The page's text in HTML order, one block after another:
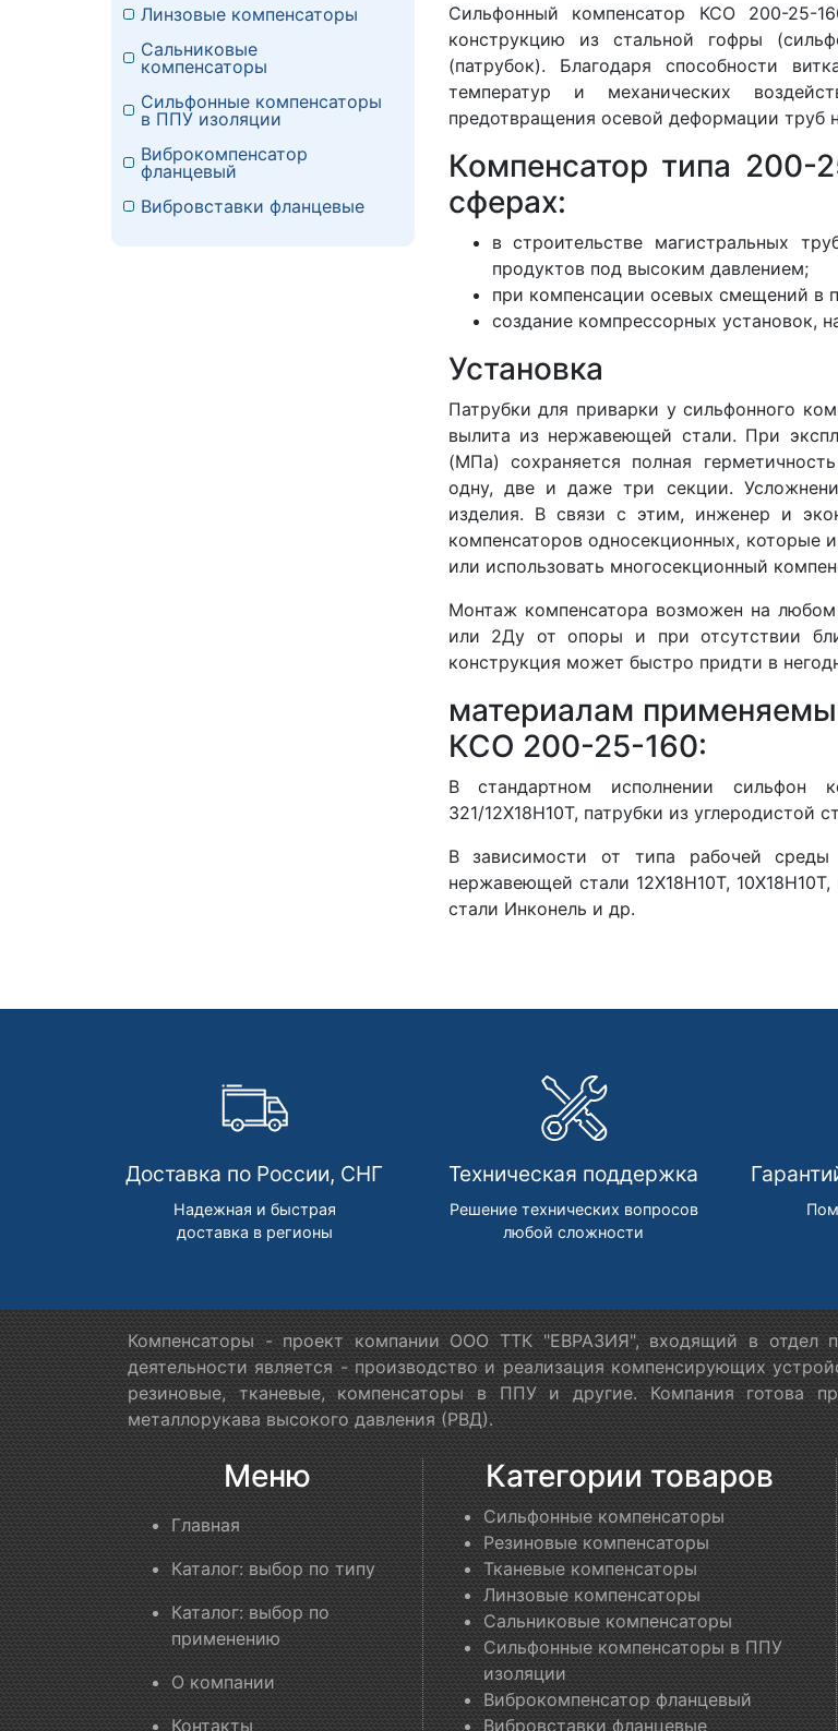
Сильфонный компенсатор КСО 200-25-
конструкцию из стальной гофры
(патрубок). Благодаря способности
температур и механических
предотвращения осевой деформации труб
Компенсатор типа 200-
сферах:
в строительстве магистральных
продуктов под высоким давлением;
при компенсации осевых смещений в
создание компрессорных установок,
Установка
Патрубки для приварки у сильфонного
вылита из нержавеющей стали. При
(МПа) сохраняется полная
одну, две и даже три секции.
изделия. В связи с этим, инженер и
компенсаторов односекционных, которые
или использовать многосекционный
Монтаж компенсатора возможен на
или 2Ду от опоры и при отсутствии
конструкция может быстро придти в
материалам
КСО 200-25-160:
В стандартном исполнении сильфон
321/12Х18Н10Т, патрубки из углеродистой
В зависимости от типа рабочей среды
нержавеющей стали 12Х18Н10Т,
стали Инконель и др.
Линзовые компенсаторы
Сальниковые
компенсаторы
Сильфонные компенсаторы
в ППУ изоляции
Виброкомпенсатор
фланцевый
Вибровставки фланцевые
Доставка по России, СНГ
Надежная и быстрая
доставка в регионы
Техническая поддержка
Решение технических вопросов
любой сложности
Компенсаторы - проект компании ООО ТТК "ЕВРАЗИЯ", входящий в отдел
деятельности является - производство и реализация компенсирующих
резиновые, тканевые, компенсаторы в ППУ и другие. Компания готова
металлорукава высокого давления (РВД).
Меню
Главная
Каталог: выбор по типу
Каталог: выбор по
применению
О компании
Контакты
Категории товаров
Сильфонные компенсаторы
Резиновые компенсаторы
Тканевые компенсаторы
Линзовые компенсаторы
Сальниковые компенсаторы
Сильфонные компенсаторы в ППУ
изоляции
Виброкомпенсатор фланцевый
Вибровставки фланцевые